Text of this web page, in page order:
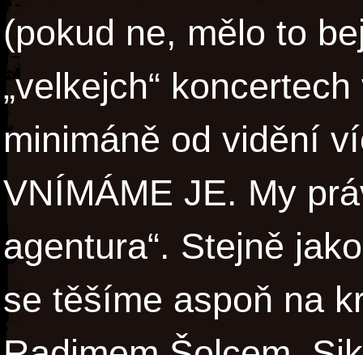
(pokud ne, mělo to
„velkejch“
minimáně od vidění
VNÍMÁME JE. My
agentura“. Stejně
se těšíme aspoň na